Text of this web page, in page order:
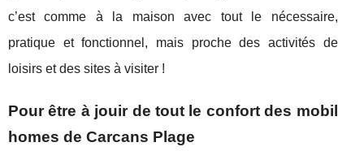
c’est comme à la maison avec tout le nécessaire,
pratique et fonctionnel, mais proche des activités de
loisirs et des sites à visiter !
Pour être à jouir de tout le confort des mobil
homes de Carcans Plage